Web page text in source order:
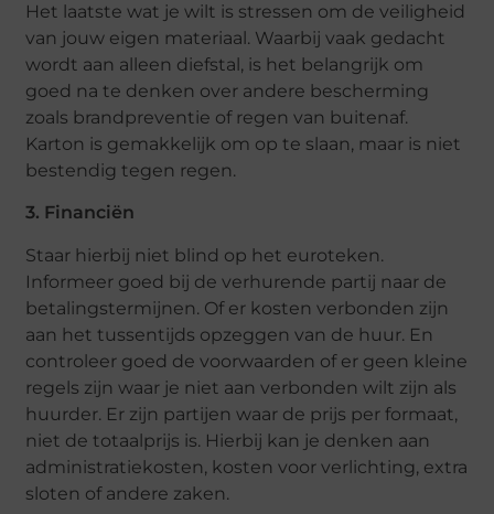
Het laatste wat je wilt is stressen om de veiligheid
van jouw eigen materiaal. Waarbij vaak gedacht
wordt aan alleen diefstal, is het belangrijk om
goed na te denken over andere bescherming
zoals brandpreventie of regen van buitenaf.
Karton is gemakkelijk om op te slaan, maar is niet
bestendig tegen regen.
3. Financiën
Staar hierbij niet blind op het euroteken.
Informeer goed bij de verhurende partij naar de
betalingstermijnen. Of er kosten verbonden zijn
aan het tussentijds opzeggen van de huur. En
controleer goed de voorwaarden of er geen kleine
regels zijn waar je niet aan verbonden wilt zijn als
huurder. Er zijn partijen waar de prijs per formaat,
niet de totaalprijs is. Hierbij kan je denken aan
administratiekosten, kosten voor verlichting, extra
sloten of andere zaken.